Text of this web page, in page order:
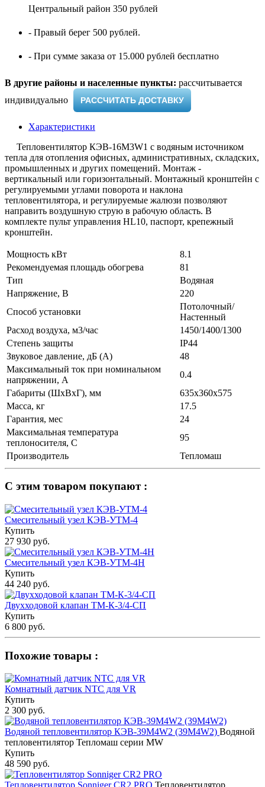
Центральный район 350 рублей
- Правый берег 500 рублей.
- При сумме заказа от 15.000 рублей бесплатно
В другие районы и населенные пункты: рассчитывается
индивидуально ​
РАССЧИТАТЬ ДОСТАВКУ
Характеристики
Тепловентилятор КЭВ-16M3W1 с водяным источником
тепла для отопления офисных, административных, складских,
промышленных и других помещений. Монтаж -
вертикальный или горизонтальный. Монтажный кронштейн с
регулируемыми углами поворота и наклона
тепловентилятора, и регулируемые жалюзи позволяют
направить воздушную струю в рабочую область. В
комплекте пульт управления HL10, паспорт, крепежный
кронштейн.
Мощность кВт
8.1
Рекомендуемая площадь обогрева
81
Тип
Водяная
Напряжение, В
220
Способ установки
Потолочный/
Настенный
Расход воздуха, м3/час
1450/1400/1300
Степень защиты
IP44
Звуковое давление, дБ (А)
48
Максимальный ток при номинальном
напряжении, А
0.4
Габариты (ШхВхГ), мм
635х360х575
Масса, кг
17.5
Гарантия, мес
24
Максимальная температура
теплоносителя, С
95
Производитель
Тепломаш
С этим товаром покупают :
Смесительный узел КЭВ-УТМ-4
Купить
27 930 руб.
Смесительный узел КЭВ-УТМ-4Н
Купить
44 240 руб.
Двухходовой клапан ТМ-К-3/4-СП
Купить
6 800 руб.
Похожие товары :
Комнатный датчик NTC для VR
Купить
2 300 руб.
Водяной тепловентилятор КЭВ-39М4W2 (39М4W2) Водяной
тепловентилятор Тепломаш серии MW
Купить
48 590 руб.